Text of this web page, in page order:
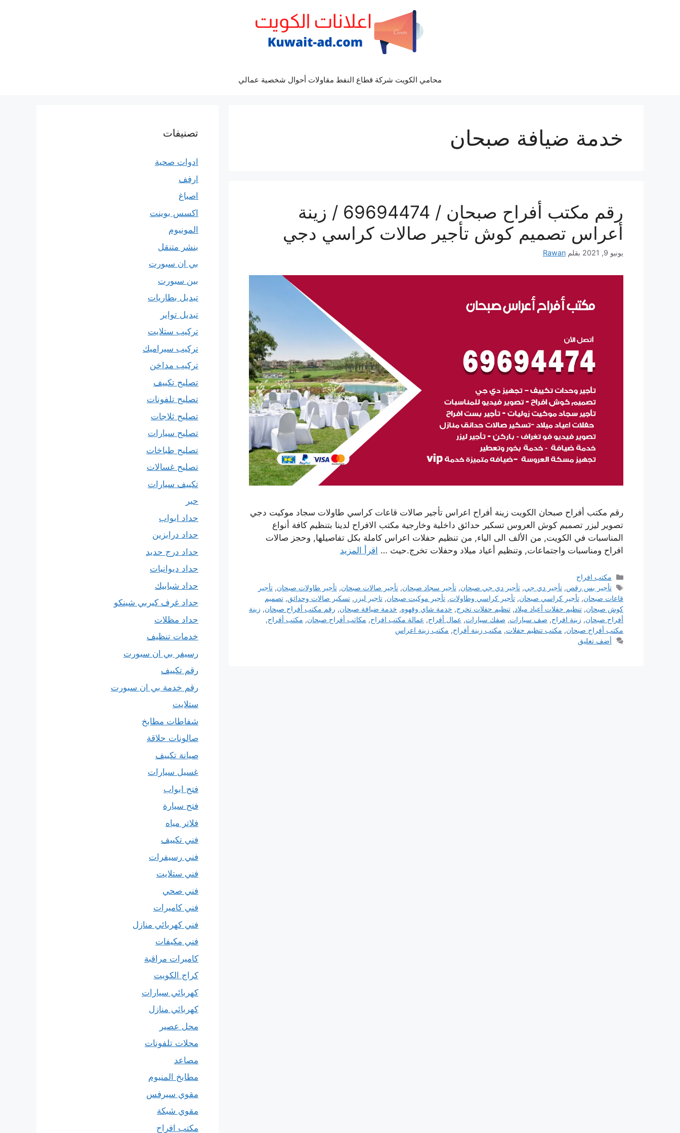
محامي الكويت شركة قطاع النفط مقاولات أحوال شخصية عمالي
خدمة ضيافة صبحان
رقم مكتب أفراح صبحان / 69694474 / زينة
أعراس تصميم كوش تأجير صالات كراسي دجي
يونيو 9, 2021 بقلم Rawan
رقم مكتب أفراح صبحان الكويت زينة أفراح اعراس تأجير صالات قاعات كراسي طاولات سجاد موكيت دجي
تصوير ليزر تصميم كوش العروس تسكير حدائق داخلية وخارجية مكتب الافراح لدينا بتنظيم كافة أنواع
المناسبات في الكويت, من الألف الى الياء, من تنظيم حفلات اعراس كاملة بكل تفاصيلها, وحجز صالات
افراح ومناسبات واجتماعات, وتنظيم أعياد ميلاد وحفلات تخرج.حيث … اقرأ المزيد
التصنيفات
مكتب افراح
الوسوم
تأجير بس رقص,تأجير دي جي,تأجير دي جي صبحان,تأجير سجاد صبحان,تأجير صالات صبحان,تأجير طاولات صبحان,تأجير
قاعات صبحان, تأجير كراسي صبحان, تأجير كراسي وطاولات, تأجير موكيت صبحان, تاجير ليزر , تسكير صالات وحدائق, تصميم
كوش صبحان, تنظيم حفلات أعياد ميلاد, تنظيم حفلات تخرج, خدمة شاي وقهوه, خدمة ضيافة صبحان, رقم مكتب أفراح صبحان, زينة
أفراح صبحان, زينة افراح, صف سيارات, صفك سيارات, عمال أفراح, عمالة مكتب افراح, مكاتب أفراح صبحان, مكتب أفراح,
مكتب أفراح صبحان, مكتب تنظيم حفلات, مكتب زينة أفراح, مكتب زينة اعراس
أضف تعليق
تصنيفات
ادوات صحية
ارفف
اصباغ
اكسس بوينت
المونيوم
بنشر متنقل
بي ان سبورت
بين سبورت
تبديل بطاريات
تبديل تواير
تركيب ستلايت
تركيب سيراميك
تركيب مداخن
تصليح تكييف
تصليح تلفونات
تصليح ثلاجات
تصليح سيارات
تصليح طباخات
تصليح غسالات
تكييف سيارات
حبر
حداد ابواب
حداد درابزين
حداد درج حديد
حداد ديوانيات
حداد شبابيك
حداد غرف كيربي شينكو
حداد مظلات
خدمات تنظيف
رسيفر بي ان سبورت
رقم تكييف
رقم خدمة بي ان سبورت
ستلايت
شفاطات مطابخ
صالونات حلاقة
صيانة تكييف
غسيل سيارات
فتح ابواب
فتح سيارة
فلاتر مياه
فني تكييف
فني رسيفرات
فني ستلايت
فني صحي
فني كاميرات
فني كهربائي منازل
فني مكيفات
كاميرات مراقبة
كراج الكويت
كهربائي سيارات
كهربائي منازل
محل عصير
محلات تلفونات
مصاعد
مطابخ المنيوم
مقوي سيرفس
مقوي شبكة
مكتب افراح